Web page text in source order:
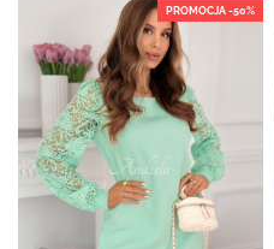
PROMOCJA -50%